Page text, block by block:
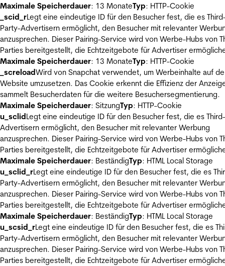
Maximale Speicherdauer: 13 MonateTyp: HTTP-Cookie
_scid_rLegt eine eindeutige ID für den Besucher fest, die es
Party-Advertisern ermöglicht, den Besucher mit relevanter
anzusprechen. Dieser Pairing-Service wird von Werbe-Hubs von
Parties bereitgestellt, die Echtzeitgebote für Advertiser
Maximale Speicherdauer: 13 MonateTyp: HTTP-Cookie
_screloadWird von Snapchat verwendet, um Werbeinhalte auf
Website umzusetzen. Das Cookie erkennt die Effizienz der
sammelt Besucherdaten für die weitere Besuchersegmentierung.
Maximale Speicherdauer: SitzungTyp: HTTP-Cookie
u_sclidLegt eine eindeutige ID für den Besucher fest, die es
Advertisern ermöglicht, den Besucher mit relevanter Werbung
anzusprechen. Dieser Pairing-Service wird von Werbe-Hubs von
Parties bereitgestellt, die Echtzeitgebote für Advertiser
Maximale Speicherdauer: BeständigTyp: HTML Local Storage
u_sclid_rLegt eine eindeutige ID für den Besucher fest, die es
Party-Advertisern ermöglicht, den Besucher mit relevanter
anzusprechen. Dieser Pairing-Service wird von Werbe-Hubs von
Parties bereitgestellt, die Echtzeitgebote für Advertiser
Maximale Speicherdauer: BeständigTyp: HTML Local Storage
u_scsid_rLegt eine eindeutige ID für den Besucher fest, die es
Party-Advertisern ermöglicht, den Besucher mit relevanter
anzusprechen. Dieser Pairing-Service wird von Werbe-Hubs von
Parties bereitgestellt, die Echtzeitgebote für Advertiser